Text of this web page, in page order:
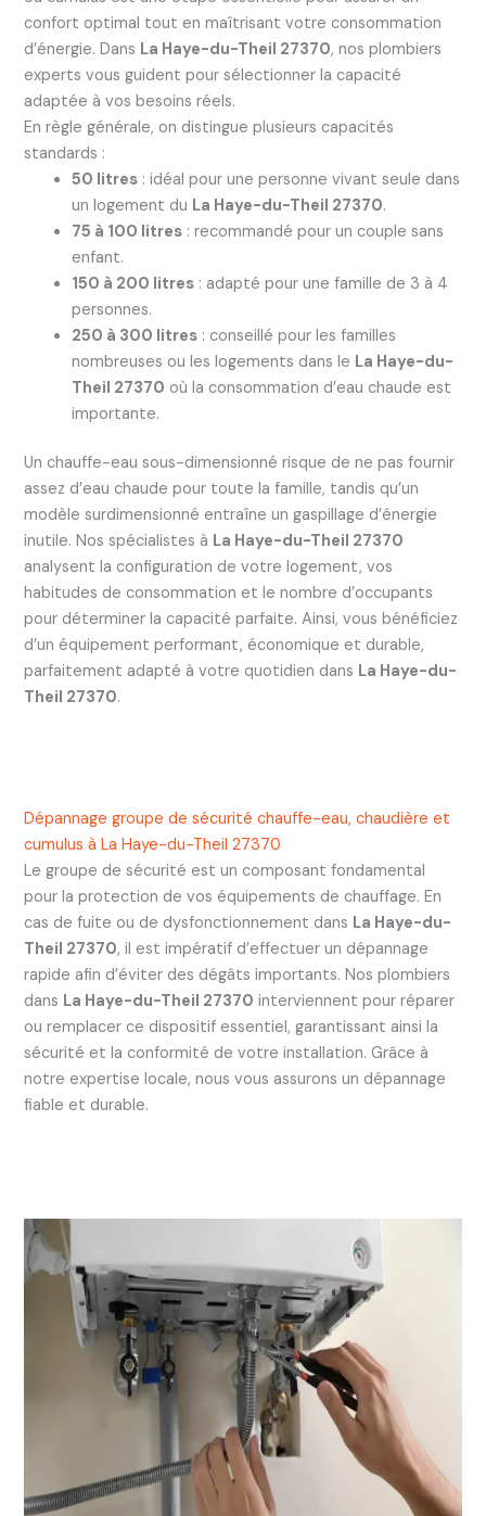
confort optimal tout en maîtrisant votre consommation
d’énergie. Dans La Haye-du-Theil 27370, nos plombiers
experts vous guident pour sélectionner la capacité
adaptée à vos besoins réels.
En règle générale, on distingue plusieurs capacités
standards :
50 litres: idéal pour une personne vivant seule dans
un logement du La Haye-du-Theil 27370.
75 à 100 litres: recommandé pour un couple sans
enfant.
150 à 200 litres: adapté pour une famille de 3 à 4
personnes.
250 à 300 litres: conseillé pour les familles
nombreuses ou les logements dans le La Haye-du-
Theil 27370 où la consommation d’eau chaude est
importante.
Un chauffe-eau sous-dimensionné risque de ne pas fournir
assez d’eau chaude pour toute la famille, tandis qu’un
modèle surdimensionné entraîne un gaspillage d’énergie
inutile. Nos spécialistes à La Haye-du-Theil 27370
analysent la configuration de votre logement, vos
habitudes de consommation et le nombre d’occupants
pour déterminer la capacité parfaite. Ainsi, vous bénéficiez
d’un équipement performant, économique et durable,
parfaitement adapté à votre quotidien dans La Haye-du-
Theil 27370.
Dépannage groupe de sécurité chauffe-eau, chaudière et
cumulus à La Haye-du-Theil 27370
Le groupe de sécurité est un composant fondamental
pour la protection de vos équipements de chauffage. En
cas de fuite ou de dysfonctionnement dans La Haye-du-
Theil 27370, il est impératif d’effectuer un dépannage
rapide afin d’éviter des dégâts importants. Nos plombiers
dans La Haye-du-Theil 27370 interviennent pour réparer
ou remplacer ce dispositif essentiel, garantissant ainsi la
sécurité et la conformité de votre installation. Grâce à
notre expertise locale, nous vous assurons un dépannage
fiable et durable.